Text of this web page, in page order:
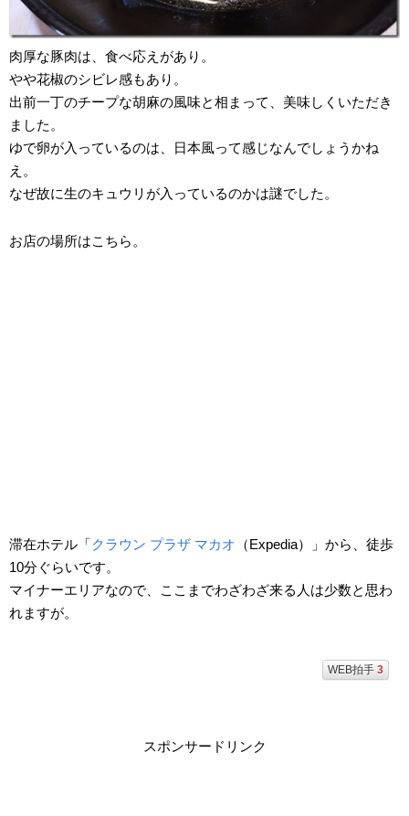
肉厚な豚肉は、食べ応えがあり。
やや花椒のシビレ感もあり。
出前一丁のチープな胡麻の風味と相まって、美味しくいただき
ました。
ゆで卵が入っているのは、日本風って感じなんでしょうかね
え。
なぜ故に生のキュウリが入っているのかは謎でした。
お店の場所はこちら。
滞在ホテル「クラウン プラザ マカオ （Expedia）」から、徒歩
10分ぐらいです。
マイナーエリアなので、ここまでわざわざ来る人は少数と思わ
れますが。
WEB拍手 3
スポンサードリンク